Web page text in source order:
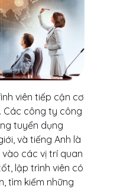
viên tiếp cận cơ
Các công ty công
tuyển dụng
và tiếng Anh là
các vị trí quan
lập trình viên có
tìm kiếm những